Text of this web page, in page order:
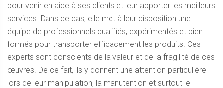
pour venir en aide à ses clients et leur apporter les meilleurs
services. Dans ce cas, elle met à leur disposition une
équipe de professionnels qualifiés, expérimentés et bien
formés pour transporter efficacement les produits. Ces
experts sont conscients de la valeur et de la fragilité de ces
œuvres. De ce fait, ils y donnent une attention particulière
lors de leur manipulation, la manutention et surtout le